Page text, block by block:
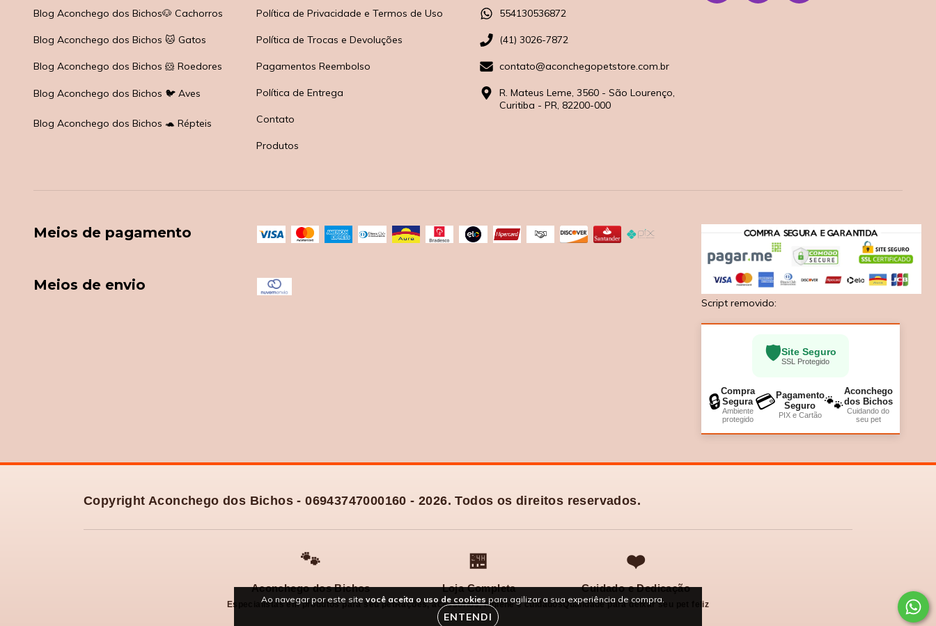
Ao navegar por este site você aceita o uso de cookies para agilizar a sua experiência de compra.
ENTENDI
Blog Aconchego dos Bichos🐶 Cachorros
Blog Aconchego dos Bichos 🐱 Gatos
Blog Aconchego dos Bichos 🐹 Roedores
Blog Aconchego dos Bichos 🐦 Aves
Blog Aconchego dos Bichos 🐢 Répteis
Política de Privacidade e Termos de Uso
Política de Trocas e Devoluções
Pagamentos Reembolso
Política de Entrega
Contato
Produtos
554130536872
(41) 3026-7872
contato@aconchegopetstore.com.br
R. Mateus Leme, 3560 - São Lourenço,
Curitiba - PR, 82200-000
Meios de pagamento
Meios de envio
Script removido:
🛡️Site Seguro
SSL Protegido
🔒
Compra
Segura
Ambiente
protegido
💳 Pagamento
Seguro
PIX e Cartão 🐾
Aconchego
dos Bichos
Cuidando do
seu pet
Copyright Aconchego dos Bichos - 06943747000160 - 2026. Todos os direitos reservados.
🐾
Aconchego dos Bichos
Especialistas em produtos para seu pet
🏪
Loja Completa
Rações, acessórios, higiene e cuidados
❤️
Cuidado e Dedicação
Qualidade para deixar seu pet feliz